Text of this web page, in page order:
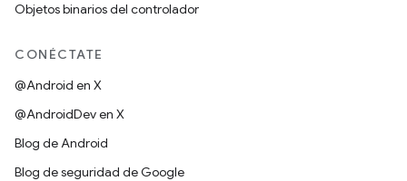
Objetos binarios del controlador
CONÉCTATE
@Android en X
@AndroidDev en X
Blog de Android
Blog de seguridad de Google